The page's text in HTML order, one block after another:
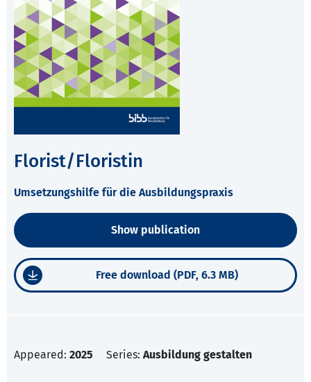
Florist/Floristin
Umsetzungshilfe für die Ausbildungspraxis
Show publication
Free download (PDF, 6.3 MB)
Appeared: 2025 Series: Ausbildung gestalten